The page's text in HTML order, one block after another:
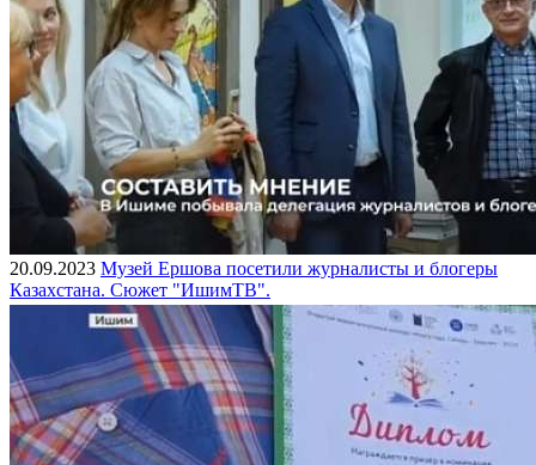
20.09.2023 Музей Ершова посетили журналисты и блогеры
Казахстана. Сюжет "ИшимТВ".